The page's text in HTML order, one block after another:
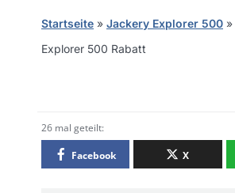
Startseite » Jackery Explorer 500 »
Explorer 500 Rabatt
26 mal geteilt:
Facebook X